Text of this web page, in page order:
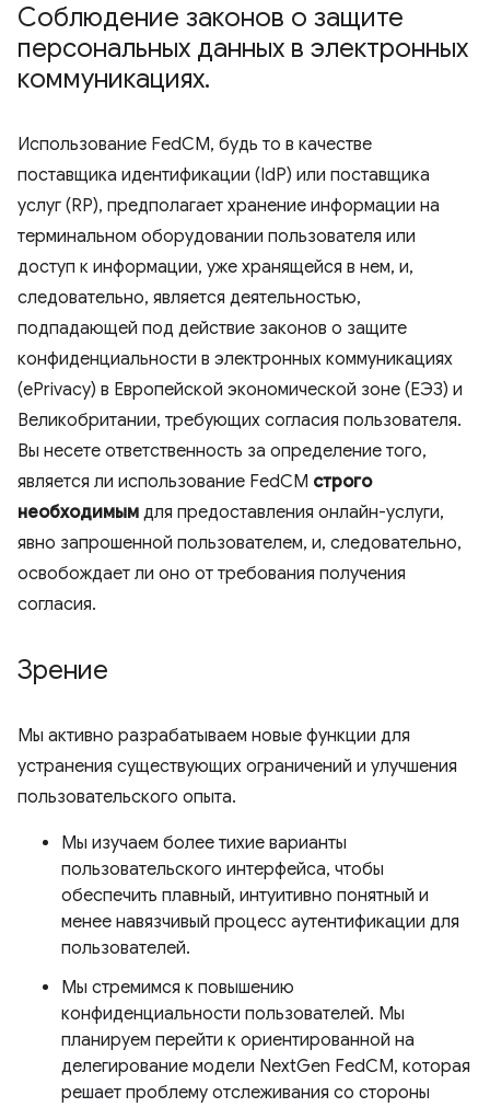
Соблюдение законов о защите
персональных данных в электронных
коммуникациях.
Использование FedCM, будь то в качестве
поставщика идентификации (IdP) или поставщика
услуг (RP), предполагает хранение информации на
терминальном оборудовании пользователя или
доступ к информации, уже хранящейся в нем, и,
следовательно, является деятельностью,
подпадающей под действие законов о защите
конфиденциальности в электронных коммуникациях
(ePrivacy) в Европейской экономической зоне (ЕЭЗ) и
Великобритании, требующих согласия пользователя.
Вы несете ответственность за определение того,
является ли использование FedCM строго
необходимым для предоставления онлайн-услуги,
явно запрошенной пользователем, и, следовательно,
освобождает ли оно от требования получения
согласия.
Зрение
Мы активно разрабатываем новые функции для
устранения существующих ограничений и улучшения
пользовательского опыта.
Мы изучаем более тихие варианты
пользовательского интерфейса, чтобы
обеспечить плавный, интуитивно понятный и
менее навязчивый процесс аутентификации для
пользователей.
Мы стремимся к повышению
конфиденциальности пользователей. Мы
планируем перейти к ориентированной на
делегирование модели NextGen FedCM, которая
решает проблему отслеживания со стороны